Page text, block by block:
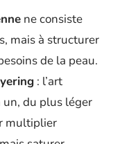
ne consiste
mais à structurer
de la peau.
: l’art
un, du plus léger
multiplier